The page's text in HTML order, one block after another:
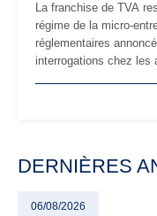
La franchise de TVA
régime de la micro-
réglementaires
interrogations chez les
facturation ou risque
DERNIÈRES
06/08/2026